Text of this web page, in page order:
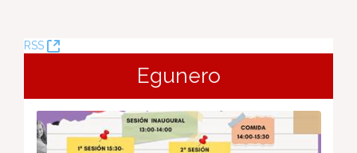
RSS
(Leiho
Egunero